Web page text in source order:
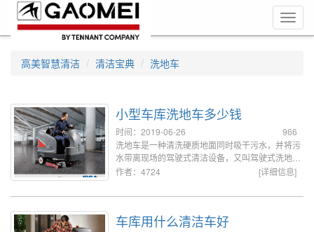
高美智慧清洁 清洁宝典 洗地车
小型车库洗地车多少钱
966
时间：2019-06-26
洗地车是一种清洗硬质地面同时吸干污水，并将污
水带离现场的驾驶式清洁设备，又叫驾驶式洗地
机，这类利用水工作的机器需要每天或在完成清洗
[详细信息]
作者：4724
车库用什么清洁车好